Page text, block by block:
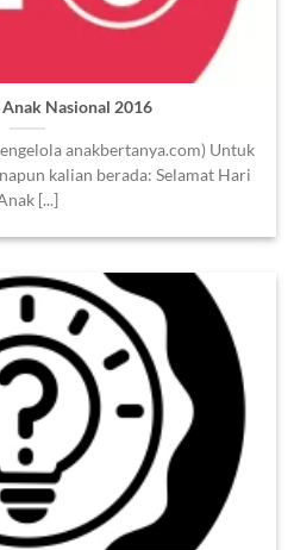
Nasional 2016
anakbertanya.com) Untuk
kalian berada: Selamat Hari
[...]